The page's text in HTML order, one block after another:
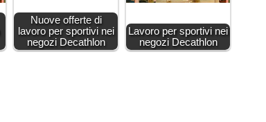
Nuove offerte di
lavoro per sportivi nei
negozi Decathlon
Lavoro per sportivi nei
negozi Decathlon